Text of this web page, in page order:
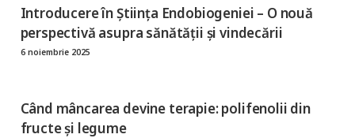
Introducere în Știința Endobiogeniei – O nouă
perspectivă asupra sănătății și vindecării
6 noiembrie 2025
Când mâncarea devine terapie: polifenolii din
fructe și legume